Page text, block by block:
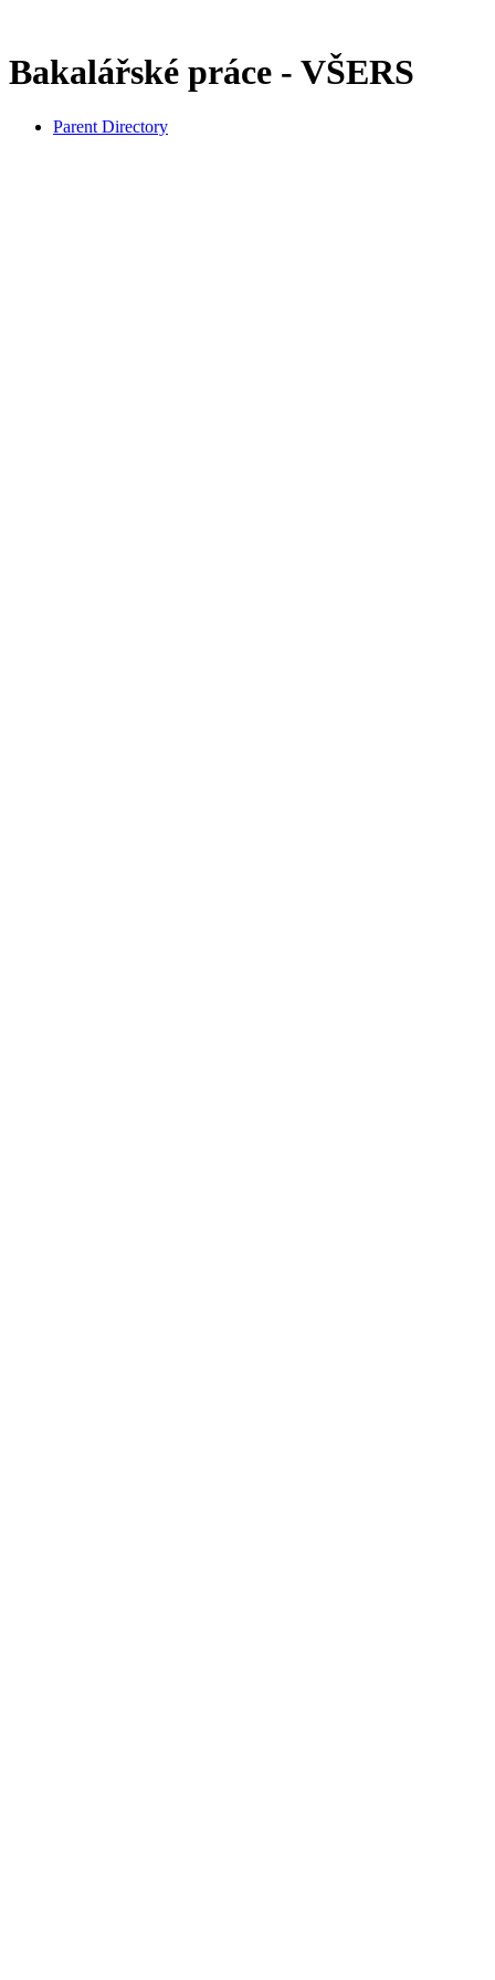
Bakalářské práce - VŠERS
Parent Directory